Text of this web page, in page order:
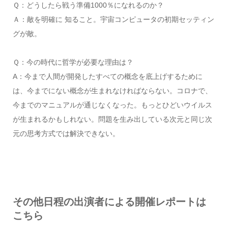
Ｑ：どうしたら戦う準備1000％になれるのか？
Ａ：敵を明確に 知ること。宇宙コンピュータの初期セッティン
グが敵。
Ｑ：今の時代に哲学が必要な理由は？
A：今まで人間が開発したすべての概念を底上げするために
は、今までにない概念が生まれなければならない。コロナで、
今までのマニュアルが通じなくなった。もっとひどいウイルス
が生まれるかもしれない。問題を生み出している次元と同じ次
元の思考方式では解決できない。
その他日程の出演者による開催レポートは
こちら